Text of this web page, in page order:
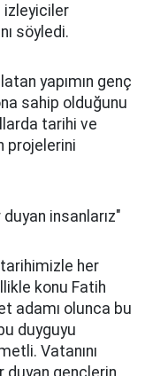
izleyiciler
söyledi.
yapımın genç
sahip olduğunu
tarihi ve
projelerini
insanlarız"
her
konu Fatih
adamı olunca bu
duyguyu
Vatanını
duyan gençlerin